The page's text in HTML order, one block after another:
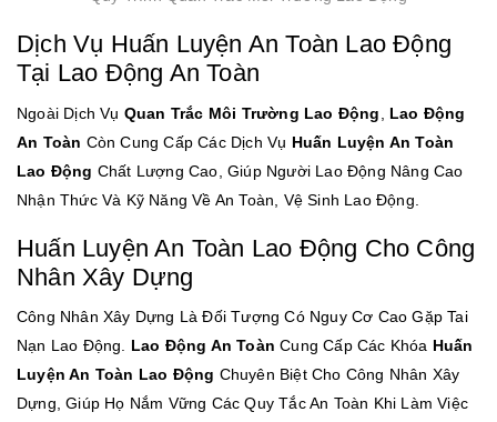
Dịch Vụ Huấn Luyện An Toàn Lao Động
Tại Lao Động An Toàn
Ngoài Dịch Vụ Quan Trắc Môi Trường Lao Động
Lao Động
An Toàn Còn Cung Cấp Các Dịch Vụ Huấn Luyện An Toàn
Lao Động Chất Lượng Cao, Giúp Người Lao Động Nâng Cao
Nhận Thức Và Kỹ Năng Về An Toàn, Vệ Sinh Lao Động.
Huấn Luyện An Toàn Lao Động Cho Công
Nhân Xây Dựng
Công Nhân Xây Dựng Là Đối Tượng Có Nguy Cơ Cao Gặp Tai
Nạn Lao Động. Lao Động An Toàn Cung Cấp Các Khóa Huấn
Luyện An Toàn Lao Động Chuyên Biệt Cho Công Nhân Xây
Dựng, Giúp Họ Nắm Vững Các Quy Tắc An Toàn Khi Làm Việc